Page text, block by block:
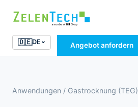
🇩🇪DE Angebot anfordern
Anwendungen / Gastrocknung (TEG)